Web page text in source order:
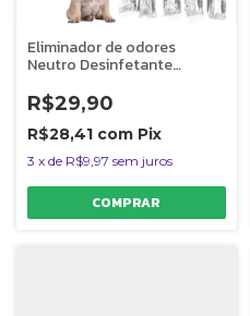
Eliminador de odores
Neutro Desinfetante
Rende 5L
R$29,90
R$28,41 com Pix
3 x de R$9,97 sem juros